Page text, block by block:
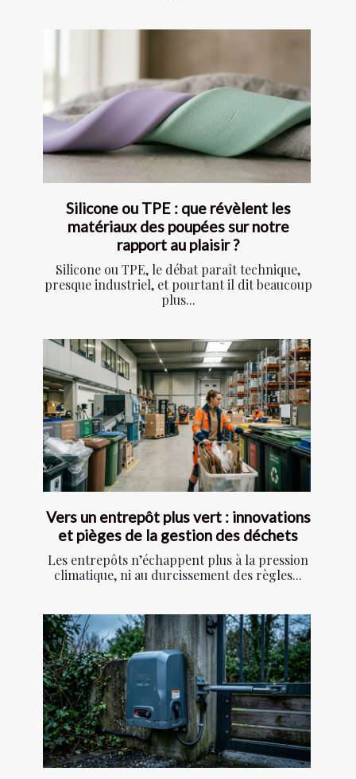
Silicone ou TPE : que révèlent les
matériaux des poupées sur notre
rapport au plaisir ?
Silicone ou TPE, le débat paraît technique,
presque industriel, et pourtant il dit beaucoup
plus...
Vers un entrepôt plus vert : innovations
et pièges de la gestion des déchets
Les entrepôts n’échappent plus à la pression
climatique, ni au durcissement des règles...